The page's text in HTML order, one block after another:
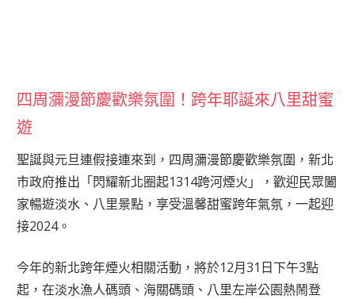
四周瀰漫節慶歡樂氛圍！跨年耶誕來八里甜蜜
遊
聖誕與元旦連假接連來到，四周瀰漫節慶歡樂氛圍，新北
市政府推出「閃耀新北圈起1314跨河煙火」，歡迎民眾闔
家暢遊淡水、八里景點，享受溫馨甜蜜跨年氣氛，一起迎
接2024。
今年的新北跨年煙火相關活動，將於12月31日下午3點
起，在淡水漁人碼頭、海關碼頭、八里左岸公園熱鬧登